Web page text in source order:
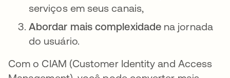
serviços em seus canais,
Abordar mais complexidade na jornada
do usuário.
Com o CIAM (Customer Identity and Access